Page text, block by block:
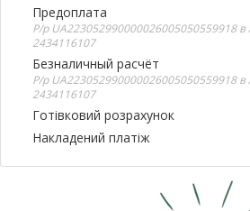
Предоплата
Р/р UA223052990000026005050559918
2434116107
Безналичный расчёт
Р/р UA223052990000026005050559918
2434116107
Готівковий розрахунок
Накладений платіж